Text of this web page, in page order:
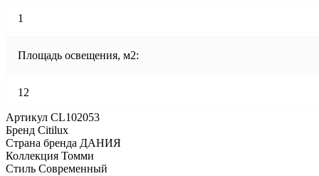
1
Площадь освещения, м2:
12
Артикул CL102053
Бренд Citilux
Страна бренда ДАНИЯ
Коллекция Томми
Стиль Современный